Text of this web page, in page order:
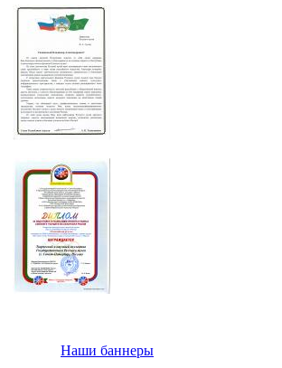
Наши баннеры